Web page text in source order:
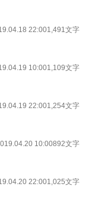
22:001,491文字
10:001,109文字
22:001,254文字
10:00892文字
22:001,025文字